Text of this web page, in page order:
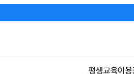
평생교육이용